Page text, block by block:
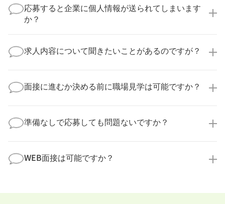
実際に医療キャリアナビを利用して転職に成功した方
の多くは、複数応募して自分に合った職場を選ばれて
います。
応募すると企業に個人情報が送られてしまいます
か？
業様に個人情報が送られることはありません！
より詳細な求人情報をご確認いただいた上で、転職希
求人内容について聞きたいことがあるのですが？
してお答えいたします。
勤務体制や職場の雰囲気、研修制度など、どんな小さ
す！
面接に進むか決める前に職場見学は可能ですか？
積極的に受け入れています。実際の職場環境や働く人
の様子を見ることで、より安心してご判断いただけま
ださい！
準備なしで応募しても問題ないですか？
まで、一からサポートいたします。「転職を考え始め
たばかり」「何から始めればいいか分からない」とい
WEB面接は可能ですか？
すめしていますが、企業様によってはWEB面接を導入